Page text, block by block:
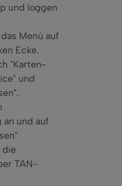
und loggen
Menü auf
Ecke.
"Karten-
und
und auf
die
TAN-